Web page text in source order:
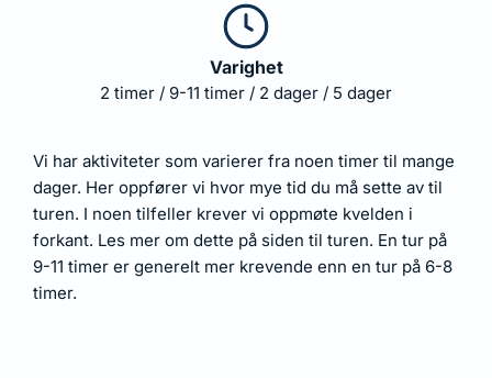
Varighet
2 timer / 9-11 timer / 2 dager / 5 dager
Vi har aktiviteter som varierer fra noen timer til mange
dager. Her oppfører vi hvor mye tid du må sette av til
turen. I noen tilfeller krever vi oppmøte kvelden i
forkant. Les mer om dette på siden til turen. En tur på
9-11 timer er generelt mer krevende enn en tur på 6-8
timer.